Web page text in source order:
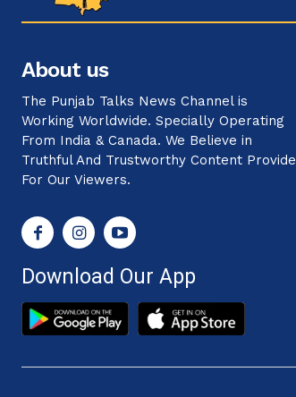
About us
The Punjab Talks News Channel is
Working Worldwide. Specially Operating
From India & Canada. We Believe in
Truthful And Trustworthy Content Provide
For Our Viewers.
Download Our App